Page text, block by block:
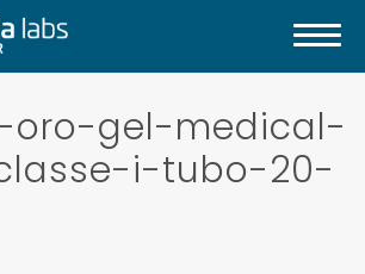
oro-gel-medical-
i-tubo-20-